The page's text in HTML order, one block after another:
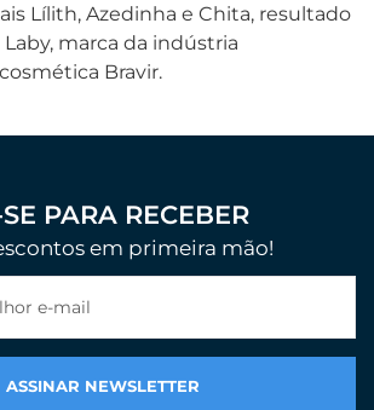
Lílith, Azedinha e Chita, resultado
marca da indústria
Bravir.
PARA RECEBER
em primeira mão!
e-mail